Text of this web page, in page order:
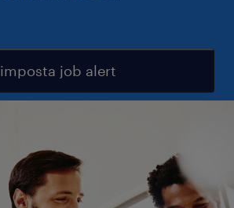
imposta job alert